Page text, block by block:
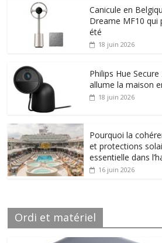
Canicule en
Dreame MF10 qui
été
18 juin 2026
Philips Hue
allume la maison
18 juin 2026
Pourquoi la
et protections
essentielle dans
16 juin 2026
Ordi et matériel